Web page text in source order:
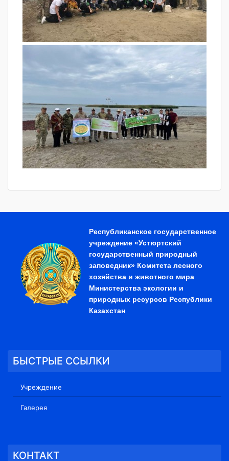
Республиканское государственное
учреждение «Устюртский
государственный природный
заповедник» Комитета лесного
хозяйства и животного мира
Министерства экологии и
природных ресурсов Республики
Казахстан
БЫСТРЫЕ ССЫЛКИ
Учреждение
Галерея
КОНТАКТ